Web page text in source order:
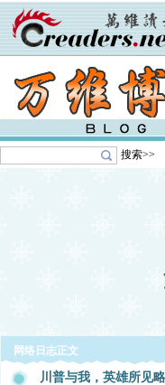
搜索>>
网络日志正文
川普与我，英雄所见略